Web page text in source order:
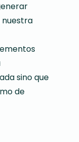
nuestra
sino que
de